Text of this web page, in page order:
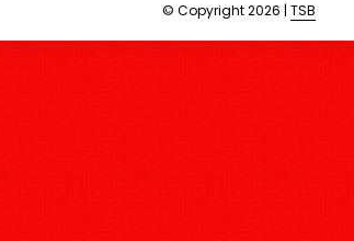
© Copyright 2026 | TSB